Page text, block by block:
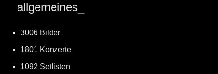
allgemeines_
3006 Bilder
1801 Konzerte
1092 Setlisten